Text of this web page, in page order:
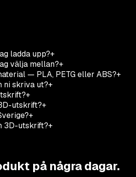
ladda upp?+
välja mellan?+
— PLA, PETG eller ABS?+
ni skriva ut?+
+
utskrift?+
+
3D-utskrift?+
på några dagar.